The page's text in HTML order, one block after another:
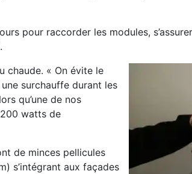
pour raccorder les modules,
chaude. « On évite le
surchauffe durant les
qu’une de nos
watts de
de minces pellicules
s’intégrant aux façades